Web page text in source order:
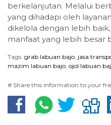
berkelanjutan. Melalui
yang dihadapi oleh
dikelola dengan lebih
manfaat yang lebih besar
Tags: grab labuan bajo jasa
mazim labuan bajo ojol labuan
# Share this information to your